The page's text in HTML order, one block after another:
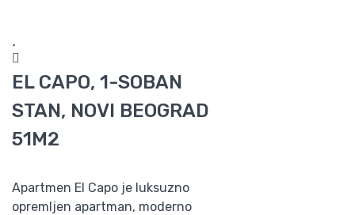
EL CAPO, 1-SOBAN
STAN, NOVI BEOGRAD
51M2
Apartmen El Capo je luksuzno
opremljen apartman, moderno